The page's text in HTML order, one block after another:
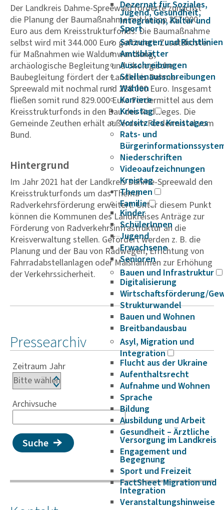
Dezernat für Soziales,
Jugend, Gesundheit,
Integration, Kultur und
Sport
Satzungen und Richtlinien
Amtsblätter
Ausschreibungen
Stellenausschreibungen
Wahlen
Karriere
Kreistag
Vorsitz des Kreistages
Rats- und
Niederschriften
Videoaufzeichnungen
Kreistag
Themen
Familie
Kinder
SchülerInnen
Jugend
Erwachsene
Senioren
Bauen und Infrastruktur
Digitalisierung
Wirtschaftsförderung/
Strukturwandel
Bauen und Wohnen
Breitbandausbau
Asyl, Migration und
Integration
Flucht aus der Ukraine
Aufenthaltsrecht
Aufnahme und Wohnen
Sprache
Bildung
Ausbildung und Arbeit
Gesundheit – Ärztliche
Versorgung im Landkreis
Engagement und
Begegnung
Sport und Freizeit
FactSheet Migration und
Integration
Veranstaltungshinweise
Der Landkreis Dahme-Spreewald förderte zunächst
die Planung der Baumaßnahme mit knapp 257.000
Euro aus dem Kreisstrukturfonds. Die Baumaßnahme
selbst wird mit 344.000 Euro gefördert. Zusatzkosten
für Maßnahmen wie Waldumwandlung,
archäologische Begleitung und ökologische
Baubegleitung fördert der Landkreis Dahme-
Spreewald mit nochmal rund 228.000 Euro. Insgesamt
fließen somit rund 829.000 Euro Fördermittel aus dem
Kreisstrukturfonds in den Bau des Radweges. Die
Gemeinde Zeuthen erhält außerdem Fördermittel vom
Bund.
Hintergrund
Im Jahr 2021 hat der Landkreis Dahme-Spreewald den
Kreisstrukturfonds um das Thema
Radverkehrsförderung erweitert. Unter diesem Punkt
können die Kommunen des Landkreises Anträge zur
Förderung von Radverkehrsinfrastruktur an die
Kreisverwaltung stellen. Gefördert werden z. B. die
Planung und der Bau von Radwegen, Errichtung von
Fahrradabstellanlagen oder Maßnahmen zur Erhöhung
der Verkehrssicherheit.
Pressearchiv
Zeitraum Jahr
Archivsuche
Suche